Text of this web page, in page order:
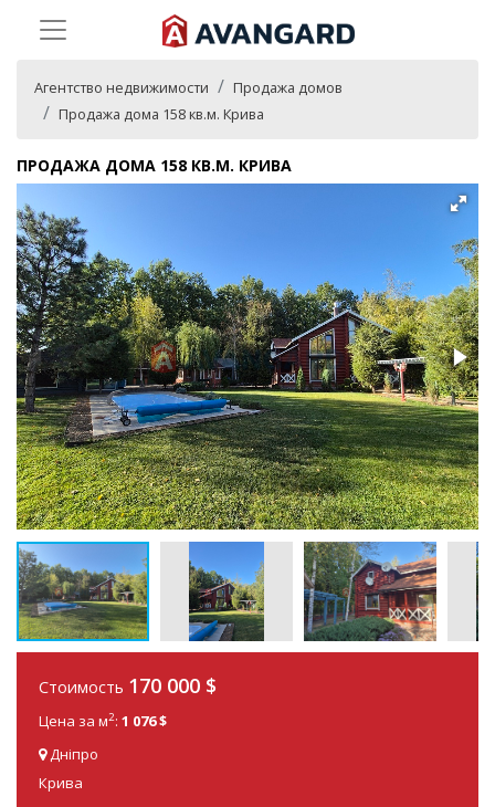
Агентство недвижимости
Продажа домов
Продажа дома 158 кв.м. Крива
ПРОДАЖА ДОМА 158 КВ.М. КРИВА
Стоимость 170 000 $
Цена за м2: 1 076 $
Дніпро
Крива